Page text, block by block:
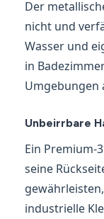
Der
nicht und
Wasser und
in
Umgebungen
Unbeirrbare
Ein Premium-
seine
industrielle